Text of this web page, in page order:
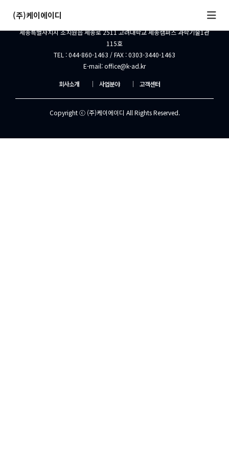
(주)케이에이디
세종특별자치시 조치원읍 세종로 2511 고려대학교 세종캠퍼스 과학기술1관
115호
TEL : 044-860-1463 / FAX : 0303-3440-1463
E-mail: office@k-ad.kr
회사소개 │ 사업분야 │ 고객센터
Copyright ⓒ (주)케이에이디 All Rights Reserved.